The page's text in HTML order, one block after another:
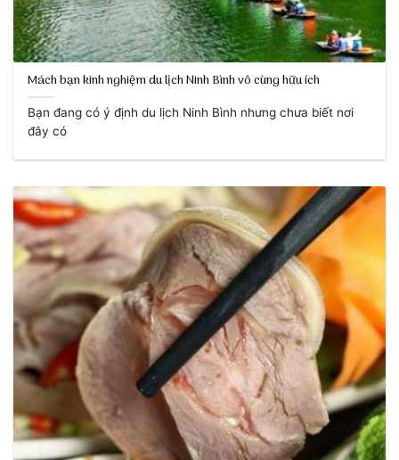
Mách bạn kinh nghiệm du lịch Ninh Bình vô cùng hữu ích
Bạn đang có ý định du lịch Ninh Bình nhưng chưa biết nơi
đây có